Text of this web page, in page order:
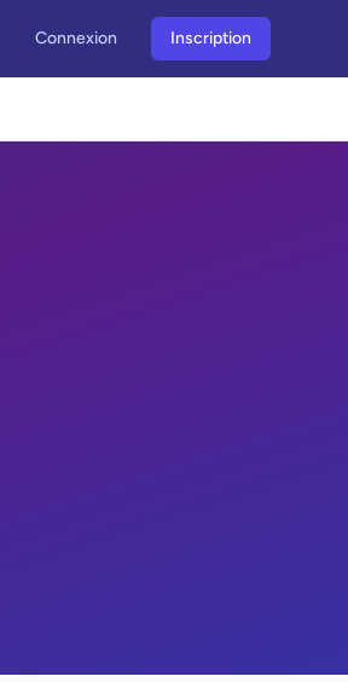
Connexion Inscription